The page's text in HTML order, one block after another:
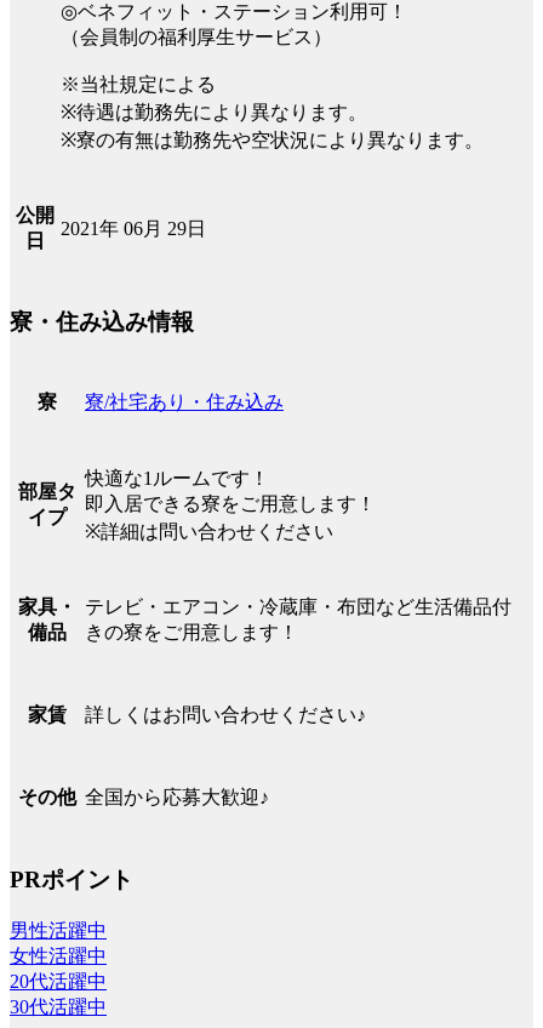
◎ベネフィット・ステーション利用可！
（会員制の福利厚生サービス）
※当社規定による
※待遇は勤務先により異なります。
※寮の有無は勤務先や空状況により異なります。
公開
日
2021年 06月 29日
寮・住み込み情報
寮 寮/社宅あり・住み込み
部屋タ
イプ
快適な1ルームです！
即入居できる寮をご用意します！
※詳細は問い合わせください
家具・
備品
テレビ・エアコン・冷蔵庫・布団など生活備品付
きの寮をご用意します！
家賃 詳しくはお問い合わせください♪
その他 全国から応募大歓迎♪
PRポイント
男性活躍中
女性活躍中
20代活躍中
30代活躍中